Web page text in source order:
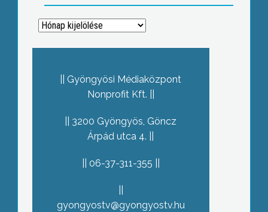
Archívum
Gyöngyösi Médiaközpont
Nonprofit Kft.
3200 Gyöngyös, Göncz
Árpád utca 4.
06-37-311-355
gyongyostv@gyongyostv.hu